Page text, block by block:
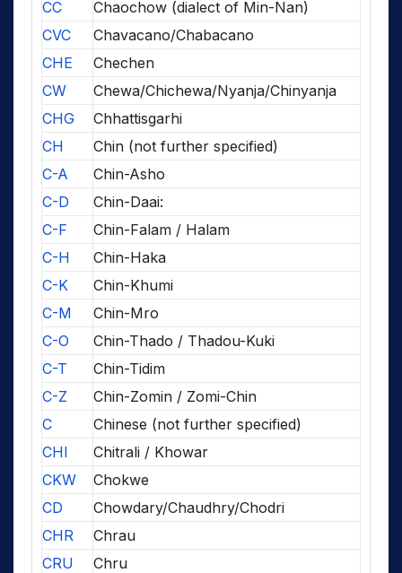
CC
Chaochow (dialect of Min-Nan)
CVC
Chavacano/Chabacano
CHE
Chechen
CW
Chewa/Chichewa/Nyanja/Chinyanja
CHG
Chhattisgarhi
CH
Chin (not further specified)
C-A
Chin-Asho
C-D
Chin-Daai:
C-F
Chin-Falam / Halam
C-H
Chin-Haka
C-K
Chin-Khumi
C-M
Chin-Mro
C-O
Chin-Thado / Thadou-Kuki
C-T
Chin-Tidim
C-Z
Chin-Zomin / Zomi-Chin
C
Chinese (not further specified)
CHI
Chitrali / Khowar
CKW
Chokwe
CD
Chowdary/Chaudhry/Chodri
CHR
Chrau
CRU
Chru